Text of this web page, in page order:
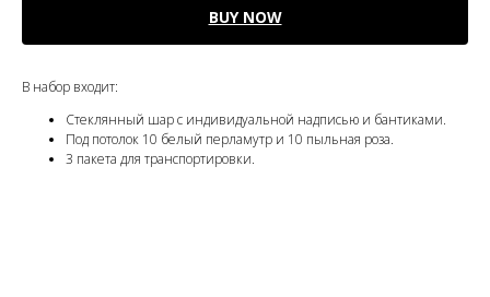
BUY NOW
В набор входит:
Стеклянный шар с индивидуальной надписью и бантиками.
Под потолок 10 белый перламутр и 10 пыльная роза.
3 пакета для транспортировки.